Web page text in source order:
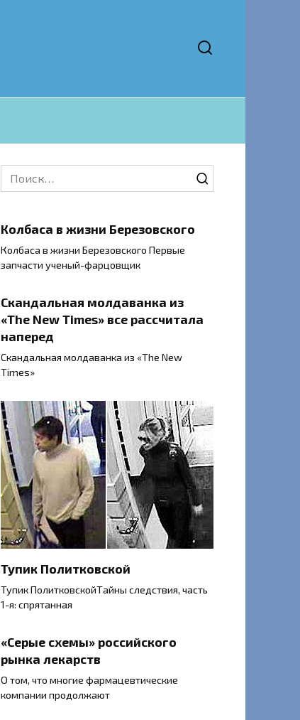
Search
for:
Колбаса в жизни Березовского
Колбаса в жизни Березовского Первые
запчасти ученый-фарцовщик
Скандальная молдаванка из
«The New Times» все рассчитала
наперед
Скандальная молдаванка из «The New
Times»
Тупик Политковской
Тупик ПолитковскойТайны следствия, часть
1-я: спрятанная
«Серые схемы» российского
рынка лекарств
О том, что многие фармацевтические
компании продолжают